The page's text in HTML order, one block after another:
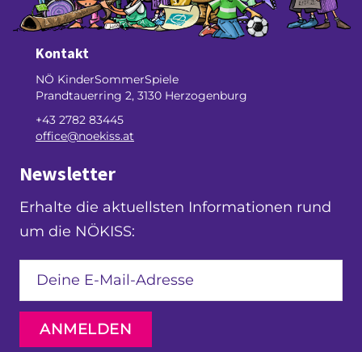
Kontakt
NÖ KinderSommerSpiele
Prandtauerring 2, 3130 Herzogenburg
+43 2782 83445
office@noekiss.at
Newsletter
Erhalte die aktuellsten Informationen rund
um die NÖKISS:
ANMELDEN